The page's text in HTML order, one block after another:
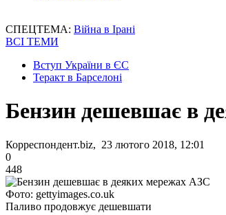
СПЕЦТЕМА: Війна в Ірані
ВСІ ТЕМИ
Вступ України в ЄС
Теракт в Барселоні
Бензин дешевшає в
Корреспондент.biz, 23 лютого 2018, 12:01
0
448
Фото: gettyimages.co.uk
Паливо продовжує дешевшати